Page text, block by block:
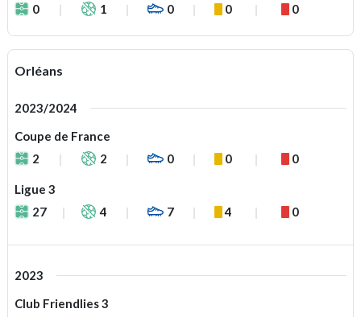
0
1 0 0 0
Orléans
2023/2024
Coupe de France
2
2 0 0 0
Ligue 3
27
4 7 4 0
2023
Club Friendlies 3